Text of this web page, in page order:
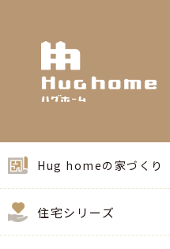
Hug homeの家づくり
住宅シリーズ